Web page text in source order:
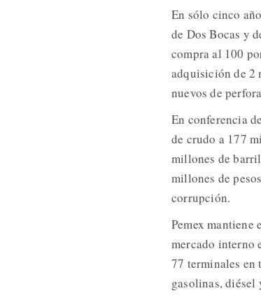
En sólo cinco
de Dos Bocas y
compra al 100
adquisición de 2
nuevos de
En conferencia
de crudo a 177
millones de
millones de
corrupción.
Pemex
mercado interno
77 terminales
gasolinas, diésel